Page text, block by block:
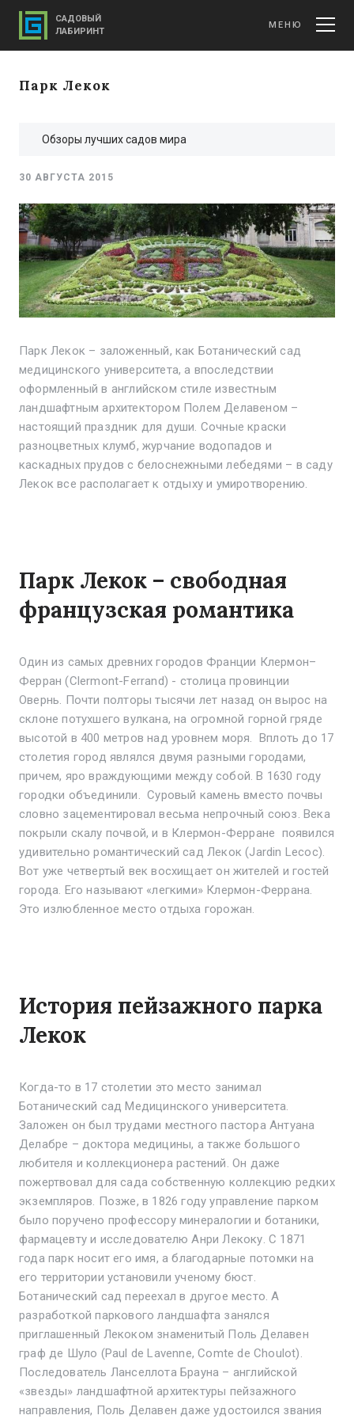
Парк Лекок
Обзоры лучших садов мира
30 АВГУСТА 2015
Парк Лекок – заложенный, как Ботанический сад
медицинского университета, а впоследствии
оформленный в английском стиле известным
ландшафтным архитектором Полем Делавеном –
настоящий праздник для души. Сочные краски
разноцветных клумб, журчание водопадов и
каскадных прудов с белоснежными лебедями – в саду
Лекок все располагает к отдыху и умиротворению.
Парк Лекок – свободная
французская романтика
Один из самых древних городов Франции Клермон–
Ферран (Clermont-Ferrand) - столица провинции
Овернь. Почти полторы тысячи лет назад он вырос на
склоне потухшего вулкана, на огромной горной гряде
высотой в 400 метров над уровнем моря. Вплоть до 17
столетия город являлся двумя разными городами,
причем, яро враждующими между собой. В 1630 году
городки объединили. Суровый камень вместо почвы
словно зацементировал весьма непрочный союз. Века
покрыли скалу почвой, и в Клермон-Ферране появился
удивительно романтический сад Лекок (Jardin Lecoc).
Вот уже четвертый век восхищает он жителей и гостей
города. Его называют «легкими» Клермон-Феррана.
Это излюбленное место отдыха горожан.
История пейзажного парка
Лекок
Когда-то в 17 столетии это место занимал
Ботанический сад Медицинского университета.
Заложен он был трудами местного пастора Антуана
Делабре – доктора медицины, а также большого
любителя и коллекционера растений. Он даже
пожертвовал для сада собственную коллекцию редких
экземпляров. Позже, в 1826 году управление парком
было поручено профессору минералогии и ботаники,
фармацевту и исследователю Анри Лекоку. С 1871
года парк носит его имя, а благодарные потомки на
его территории установили ученому бюст.
Ботанический сад переехал в другое место. А
разработкой паркового ландшафта занялся
приглашенный Лекоком знаменитый Поль Делавен
граф де Шуло (Paul de Lavenne, Comte de Choulot).
Последователь Ланселлота Брауна – английской
«звезды» ландшафтной архитектуры пейзажного
направления, Поль Делавен даже удостоился звания
САДОВЫЙ
ЛАБИРИНТ
МЕНЮ